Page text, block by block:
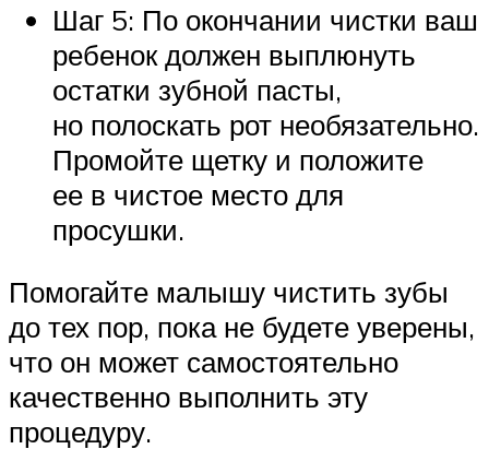
Шаг 5: По окончании чистки ваш
ребенок должен выплюнуть
остатки зубной пасты,
но полоскать рот необязательно.
Промойте щетку и положите
ее в чистое место для
просушки.
Помогайте малышу чистить зубы
до тех пор, пока не будете уверены,
что он может самостоятельно
качественно выполнить эту
процедуру.